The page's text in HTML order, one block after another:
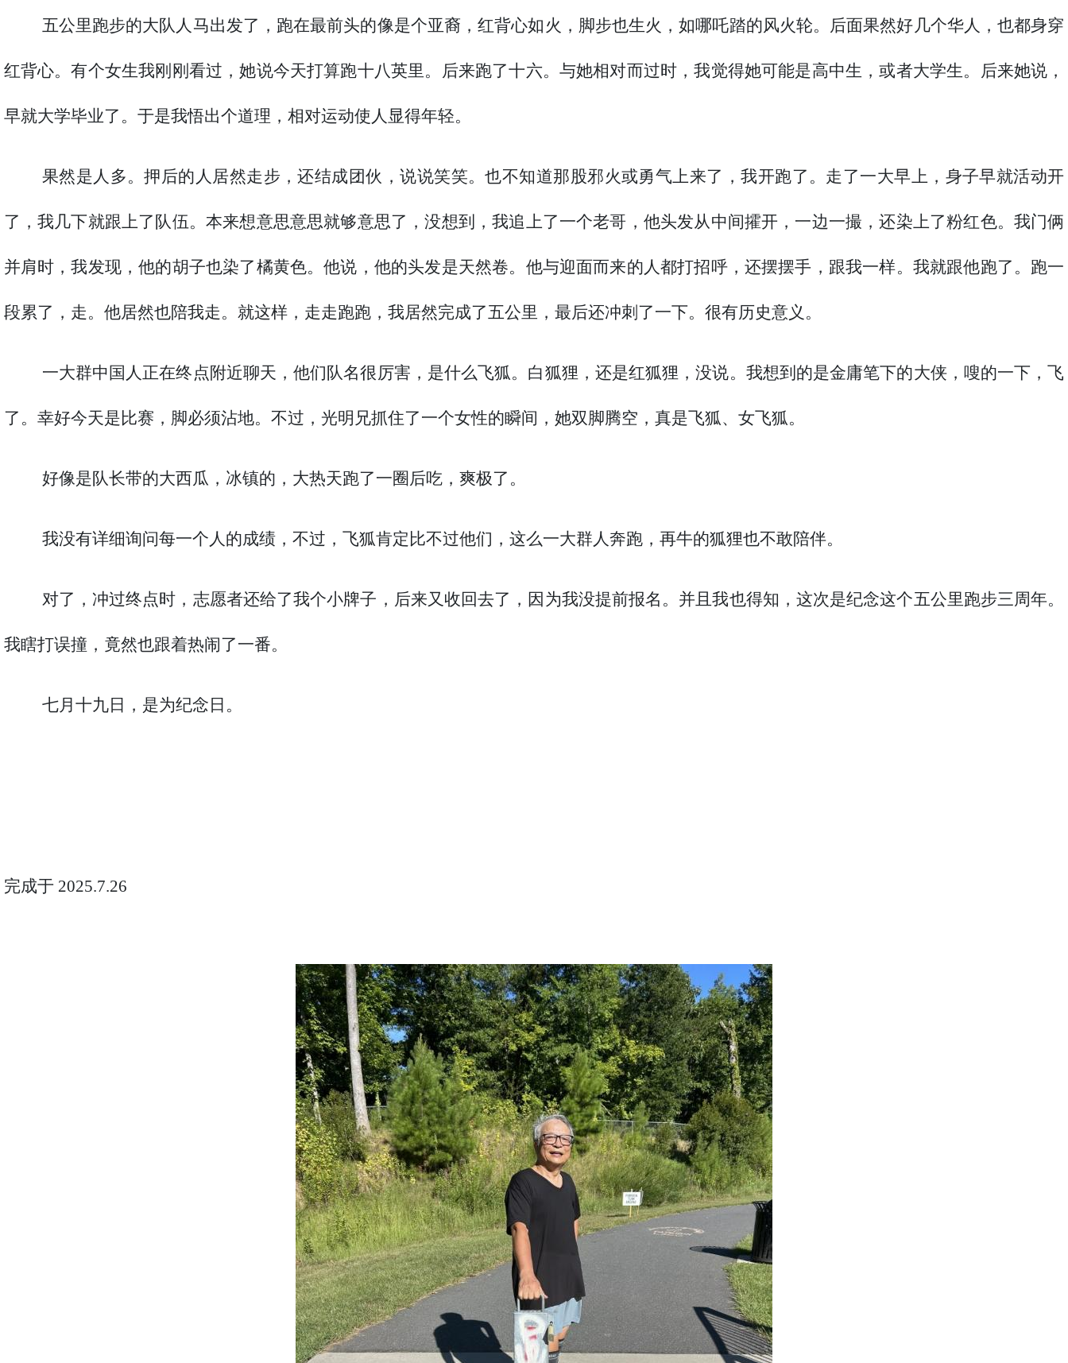
五公里跑步的大队人马出发了，跑在最前头的像是个亚裔，红背心如火，脚步也生火，如哪吒踏的风火轮。后面果然好几个华人，也都身穿
红背心。有个女生我刚刚看过，她说今天打算跑十八英里。后来跑了十六。与她相对而过时，我觉得她可能是高中生，或者大学生。后来她说，
早就大学毕业了。于是我悟出个道理，相对运动使人显得年轻。
果然是人多。押后的人居然走步，还结成团伙，说说笑笑。也不知道那股邪火或勇气上来了，我开跑了。走了一大早上，身子早就活动开
了，我几下就跟上了队伍。本来想意思意思就够意思了，没想到，我追上了一个老哥，他头发从中间攉开，一边一撮，还染上了粉红色。我门俩
并肩时，我发现，他的胡子也染了橘黄色。他说，他的头发是天然卷。他与迎面而来的人都打招呼，还摆摆手，跟我一样。我就跟他跑了。跑一
段累了，走。他居然也陪我走。就这样，走走跑跑，我居然完成了五公里，最后还冲刺了一下。很有历史意义。
一大群中国人正在终点附近聊天，他们队名很厉害，是什么飞狐。白狐狸，还是红狐狸，没说。我想到的是金庸笔下的大侠，嗖的一下，飞
了。幸好今天是比赛，脚必须沾地。不过，光明兄抓住了一个女性的瞬间，她双脚腾空，真是飞狐、女飞狐。
好像是队长带的大西瓜，冰镇的，大热天跑了一圈后吃，爽极了。
我没有详细询问每一个人的成绩，不过，飞狐肯定比不过他们，这么一大群人奔跑，再牛的狐狸也不敢陪伴。
对了，冲过终点时，志愿者还给了我个小牌子，后来又收回去了，因为我没提前报名。并且我也得知，这次是纪念这个五公里跑步三周年。
我瞎打误撞，竟然也跟着热闹了一番。
七月十九日，是为纪念日。
完成于2025.7.26